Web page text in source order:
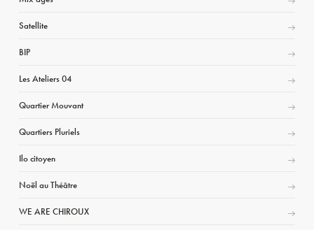
Satellite
BIP
Les Ateliers 04
Quartier Mouvant
Quartiers Pluriels
Ilo citoyen
Noël au Théâtre
WE ARE CHIROUX